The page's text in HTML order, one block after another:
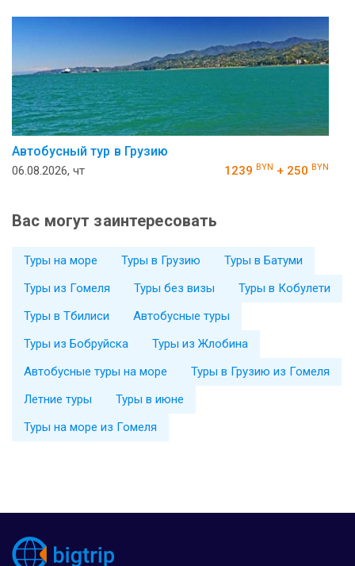
Автобусный тур в Грузию
06.08.2026, чт 1239 BYN + 250 BYN
Вас могут заинтересовать
Туры на море Туры в Грузию
Туры в Батуми
Туры из Гомеля
Туры без визы
Туры в Кобулети
Туры в Тбилиси
Автобусные туры
Туры из Бобруйска
Туры из Жлобина
Автобусные туры на море
Туры в Грузию из Гомеля
Летние туры
Туры в июне
Туры на море из Гомеля